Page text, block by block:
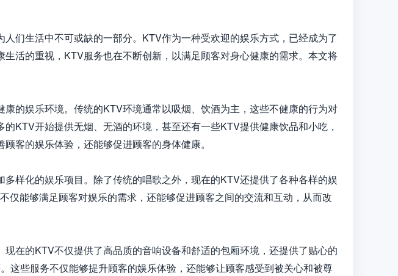
们生活中不可或缺的一部分。KTV作为一种受欢迎的娱乐方式，已经成为了
活的重视，KTV服务也在不断创新，以满足顾客对身心健康的需求。本文将
的娱乐环境。传统的KTV环境通常以吸烟、饮酒为主，这些不健康的行为对
KTV开始提供无烟、无酒的环境，甚至还有一些KTV提供健康饮品和小吃，
客的娱乐体验，还能够促进顾客的身体健康。
样化的娱乐项目。除了传统的唱歌之外，现在的KTV还提供了各种各样的娱
仅能够满足顾客对娱乐的需求，还能够促进顾客之间的交流和互动，从而改
在的KTV不仅提供了高品质的音响设备和舒适的包厢环境，还提供了贴心的
这些服务不仅能够提升顾客的娱乐体验，还能够让顾客感受到被关心和被尊